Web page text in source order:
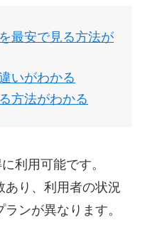
最安で見る方法が
いがわかる
方法がわかる
利用可能です。
あり、利用者の状況
ンが異なります。